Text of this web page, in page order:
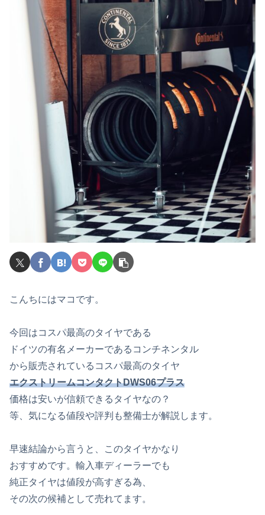
こんちにはマコです。
今回はコスパ最高のタイヤである
ドイツの有名メーカーであるコンチネンタル
から販売されているコスパ最高のタイヤ
エクストリームコンタクトDWS06プラス
価格は安いが信頼できるタイヤなの？
等、気になる値段や評判も整備士が解説します。
早速結論から言うと、このタイヤかなり
おすすめです。輸入車ディーラーでも
純正タイヤは値段が高すぎる為、
その次の候補として売れてます。